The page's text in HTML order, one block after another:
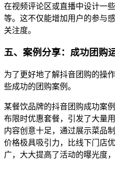
在视频评论区或直播中设计一
等。这不仅能增加用户的参与
关注度。
五、案例分享：成功团购
为了更好地了解抖音团购的操
些成功的团购案例。
某餐饮品牌的抖音团购成功案
布限时优惠套餐，引发了大量
内容创意十足，通过展示菜品
价格极具吸引力，比线下门店
广，大大提高了活动的曝光度